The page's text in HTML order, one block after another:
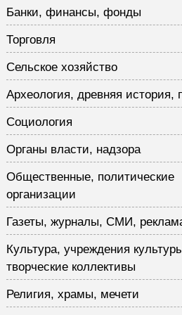
Банки, финансы, фонды
Торговля
Сельское хозяйство
Археология, древняя история,
Социология
Органы власти, надзора
Общественные, политические
организации
Газеты, журналы, СМИ,
Культура, учреждения
творческие коллективы
Религия, храмы, мечети